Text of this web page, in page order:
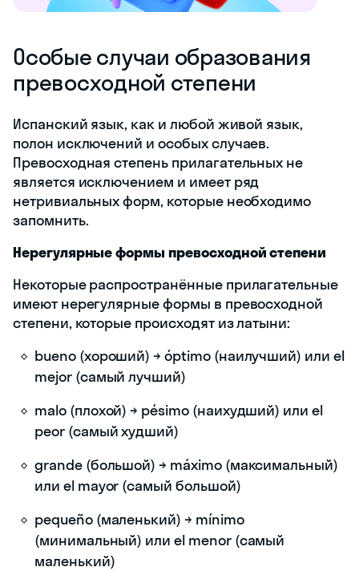
Особые случаи образования
превосходной степени
Испанский язык, как и любой живой язык,
полон исключений и особых случаев.
Превосходная степень прилагательных не
является исключением и имеет ряд
нетривиальных форм, которые необходимо
запомнить.
Нерегулярные формы превосходной степени
Некоторые распространённые прилагательные
имеют нерегулярные формы в превосходной
степени, которые происходят из латыни:
bueno (хороший) → óptimo (наилучший) или el
mejor (самый лучший)
malo (плохой) → pésimo (наихудший) или el
peor (самый худший)
grande (большой) → máximo (максимальный)
или el mayor (самый большой)
pequeño (маленький) → mínimo
(минимальный) или el menor (самый
маленький)